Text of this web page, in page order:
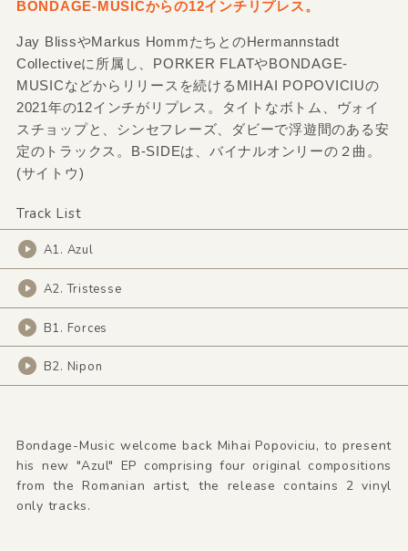
BONDAGE-MUSICからの12インチリプレス。
Jay BlissやMarkus HommたちとのHermannstadt
Collectiveに所属し、PORKER FLATやBONDAGE-
MUSICなどからリリースを続けるMIHAI POPOVICIUの
2021年の12インチがリプレス。タイトなボトム、ヴォイ
スチョップと、シンセフレーズ、ダビーで浮遊間のある安
定のトラックス。B-SIDEは、バイナルオンリーの２曲。
(サイトウ)
Track List
A1. Azul
A2. Tristesse
B1. Forces
B2. Nipon
Bondage-Music welcome back Mihai Popoviciu, to present
his new "Azul" EP comprising four original compositions
from the Romanian artist, the release contains 2 vinyl
only tracks.